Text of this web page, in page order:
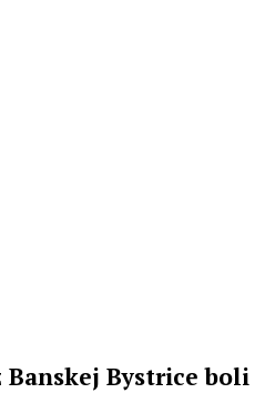
Bystrice boli